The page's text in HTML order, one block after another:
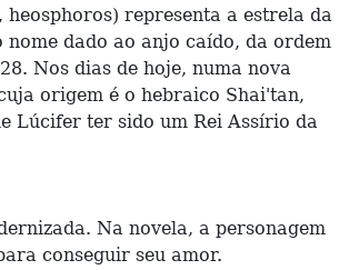
dado ao anjo caído, da ordem
Nos dias de hoje, numa nova
origem é o hebraico Shai'tan,
Lúcifer ter sido um Rei Assírio da
Na novela, a personagem
conseguir seu amor.